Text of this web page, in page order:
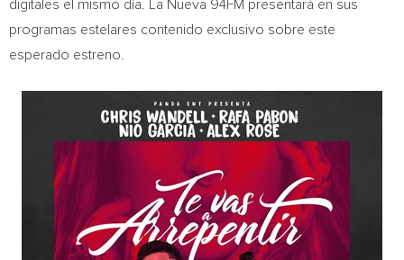
digitales el mismo día. La Nueva 94FM presentará en sus
programas estelares contenido exclusivo sobre este
esperado estreno.